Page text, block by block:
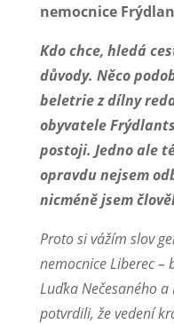
nemocnice
Kdo chce, hledá
důvody. Něco
beletrie z dílny
obyvatele
postoji. Jedno ale
opravdu nejsem
nicméně jsem
Proto si vážím slov
nemocnice Liberec –
Luďka Nečesaného
potvrdili, že vedení